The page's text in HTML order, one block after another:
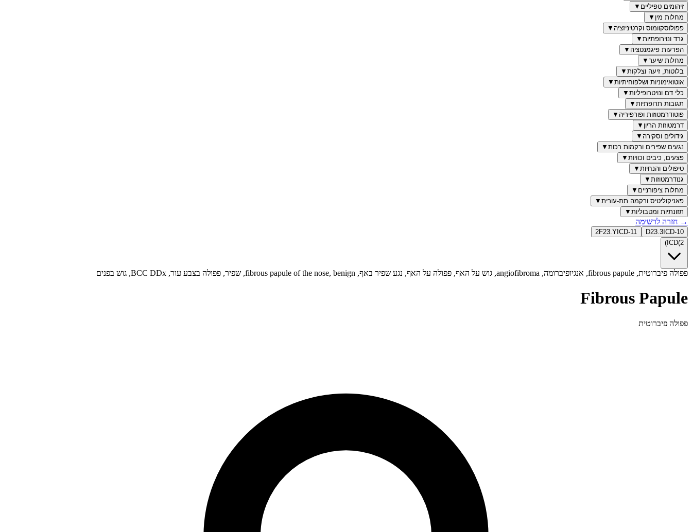
זיהומים טפיליים ▼
מחלות מין ▼
פפולוסקוומוס וקרטיניזציה ▼
גרד ונוירופתיות ▼
הפרעות פיגמנטציה ▼
מחלות שיער ▼
בלוטות, זיעה וצלקות ▼
אוטואימוניות ושלפוחיתיות ▼
כלי דם ונויטרופיליות ▼
תגובות תרופתיות ▼
פוטודרמטוזות ופורפיריה ▼
דרמטוזות הריון ▼
גידולים וסקירה ▼
נגעים שפירים ורקמות רכות ▼
פצעים, כיבים וכוויות ▼
טיפולים והנחיות ▼
גנודרמטוזות ▼
מחלות ציפורניים ▼
פאניקוליטיס ורקמה תת-עורית ▼
תזונתיות ומטבוליות ▼
→ חזרה לרשימה
D23.3 ICD-10
2F23.Y ICD-11
ICD(2
)
פפולה פיברוטית, fibrous papule, אנגיופיברומה, angiofibroma, גוש על האף, פפולה על האף, נגע שפיר באף, fibrous papule of the nose, benign, שפיר, פפולה בצבע עור, BCC DDx, גוש בפנים
Fibrous Papule
פפולה פיברוטית